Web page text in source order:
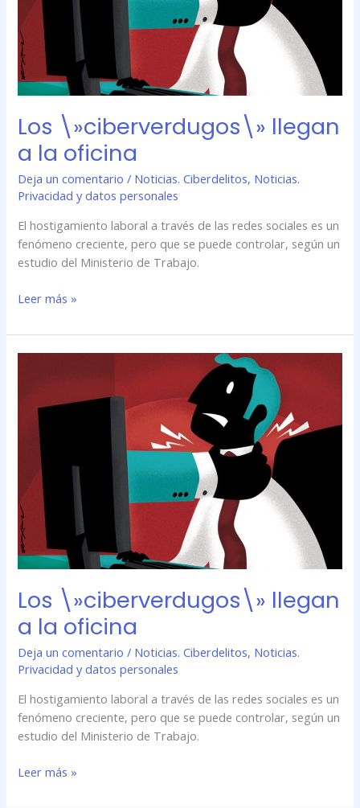
Los \»ciberverdugos\» llegan
a la oficina
Deja un comentario / Noticias. Ciberdelitos, Noticias.
Privacidad y datos personales
El hostigamiento laboral a través de las redes sociales es un
fenómeno creciente, pero que se puede controlar, según un
estudio del Ministerio de Trabajo.
Leer más »
Los \»ciberverdugos\» llegan
a la oficina
Deja un comentario / Noticias. Ciberdelitos, Noticias.
Privacidad y datos personales
El hostigamiento laboral a través de las redes sociales es un
fenómeno creciente, pero que se puede controlar, según un
estudio del Ministerio de Trabajo.
oficina
Leer más »